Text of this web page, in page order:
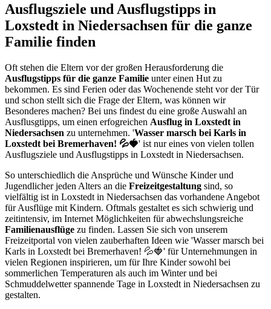
Ausflugsziele und Ausflugstipps in
Loxstedt in Niedersachsen für die ganze
Familie finden
Oft stehen die Eltern vor der großen Herausforderung die
Ausflugstipps für die ganze Familie unter einen Hut zu
bekommen. Es sind Ferien oder das Wochenende steht vor der Tür
und schon stellt sich die Frage der Eltern, was können wir
Besonderes machen? Bei uns findest du eine große Auswahl an
Ausflusgtipps, um einen erfogreichen Ausflug in Loxstedt in
Niedersachsen zu unternehmen. 'Wasser marsch bei Karls in
Loxstedt bei Bremerhaven! 💦🍓' ist nur eines von vielen tollen
Ausflugsziele und Ausflugstipps in Loxstedt in Niedersachsen.
So unterschiedlich die Ansprüche und Wünsche Kinder und
Jugendlicher jeden Alters an die Freizeitgestaltung sind, so
vielfältig ist in Loxstedt in Niedersachsen das vorhandene Angebot
für Ausflüge mit Kindern. Oftmals gestaltet es sich schwierig und
zeitintensiv, im Internet Möglichkeiten für abwechslungsreiche
Familienausflüge zu finden. Lassen Sie sich von unserem
Freizeitportal von vielen zauberhaften Ideen wie 'Wasser marsch bei
Karls in Loxstedt bei Bremerhaven! 💦🍓' für Unternehmungen in
vielen Regionen inspirieren, um für Ihre Kinder sowohl bei
sommerlichen Temperaturen als auch im Winter und bei
Schmuddelwetter spannende Tage in Loxstedt in Niedersachsen zu
gestalten.